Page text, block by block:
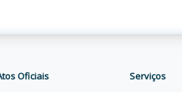
Oficiais
Serviços